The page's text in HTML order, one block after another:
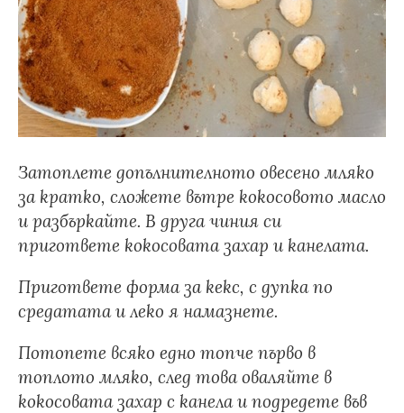
Затоплете допълнителното овесено мляко
за кратко, сложете вътре кокосовото масло
и разбъркайте. В друга чиния си
пригответе кокосовата захар и канелата.
Пригответе форма за кекс, с дупка по
средатата и леко я намазнете.
Потопете всяко едно топче първо в
топлото мляко, след това оваляйте в
кокосовата захар с канела и подредете във